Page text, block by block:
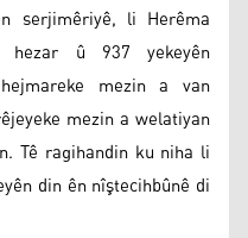
serjimêriyê, li Herêma
û 937 yekeyên
mezin a van
mezin a welatiyan
Tê ragihandin ku niha li
din ên nîştecihbûnê di